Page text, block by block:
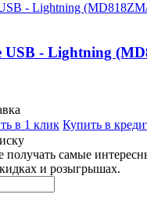
USB - Lightning
в 1 клик Купить в
получать самые
и розыгрышах.